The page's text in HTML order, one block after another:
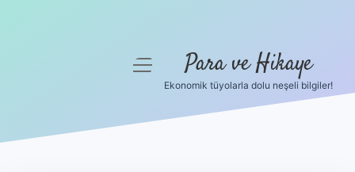
menüyü
Para ve Hikaye
Ekonomik tüyolarla dolu neşeli bilgiler!